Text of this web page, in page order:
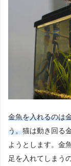
金魚を入れるのは
う。猫は動き回る
ようとします。金
足を入れてしまう